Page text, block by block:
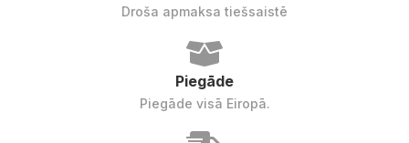
Droša apmaksa tiešsaistē
Piegāde
Piegāde visā Eiropā.